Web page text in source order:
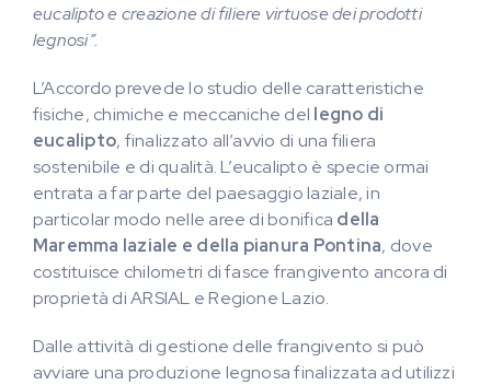
eucalipto e creazione di filiere virtuose dei prodotti
legnosi”.
L’Accordo prevede lo studio delle caratteristiche
fisiche, chimiche e meccaniche del legno di
eucalipto, finalizzato all’avvio di una filiera
sostenibile e di qualità. L’eucalipto è specie ormai
entrata a far parte del paesaggio laziale, in
particolar modo nelle aree di bonifica della
Maremma laziale e della pianura Pontina, dove
costituisce chilometri di fasce frangivento ancora di
proprietà di ARSIAL e Regione Lazio.
Dalle attività di gestione delle frangivento si può
avviare una produzione legnosa finalizzata ad utilizzi